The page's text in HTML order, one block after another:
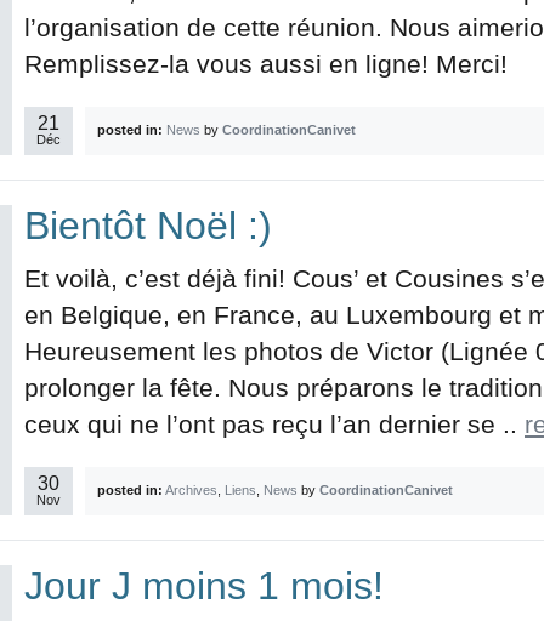
l’organisation de cette réunion. Nous
Remplissez-la vous aussi en ligne! Merci!
21
Déc
posted in: News by CoordinationCanivet
Bientôt Noël :)
Et voilà, c’est déjà fini! Cous’ et Cousines
en Belgique, en France, au Luxembourg et
Heureusement les photos de Victor (Lignée
prolonger la fête. Nous préparons le
ceux qui ne l’ont pas reçu l’an dernier se ..
30
Nov
posted in: Archives Liens News by CoordinationCanivet
Jour J moins 1 mois!